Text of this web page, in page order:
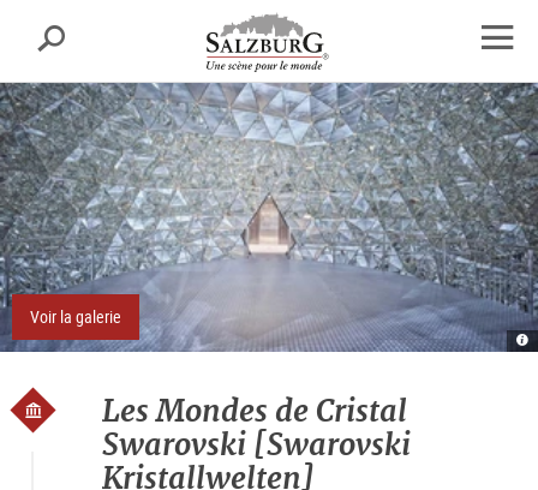
sr.skipnav.Zum
Inhalt
springen
sr.skipnav.Zum
Hauptmenü
springen
sr.skipnav.Zu
den
Kontaktinformationen
Recherche
la
Voir la galerie
Les Mondes de Cristal
Swarovski [Swarovski
Kristallwelten]